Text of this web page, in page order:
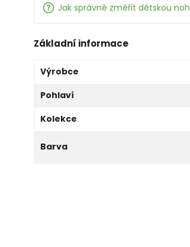
Jak správně změřit dětskou
Základní informace
Výrobce
Pohlaví
Kolekce
Barva